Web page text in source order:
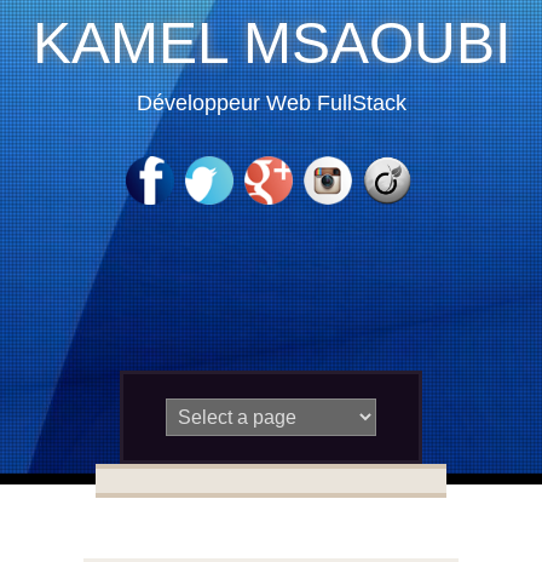
KAMEL MSAOUBI
Développeur Web FullStack
Skip to content